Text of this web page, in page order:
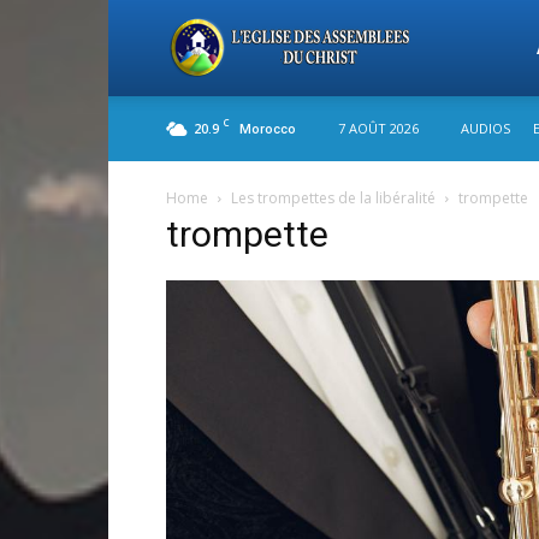
du
20.9 C Morocco 7 AOÛT 2026 AUDIOS
Home Les trompettes de la libéralité trompette
trompette